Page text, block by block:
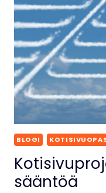
BLOGI
sääntöä